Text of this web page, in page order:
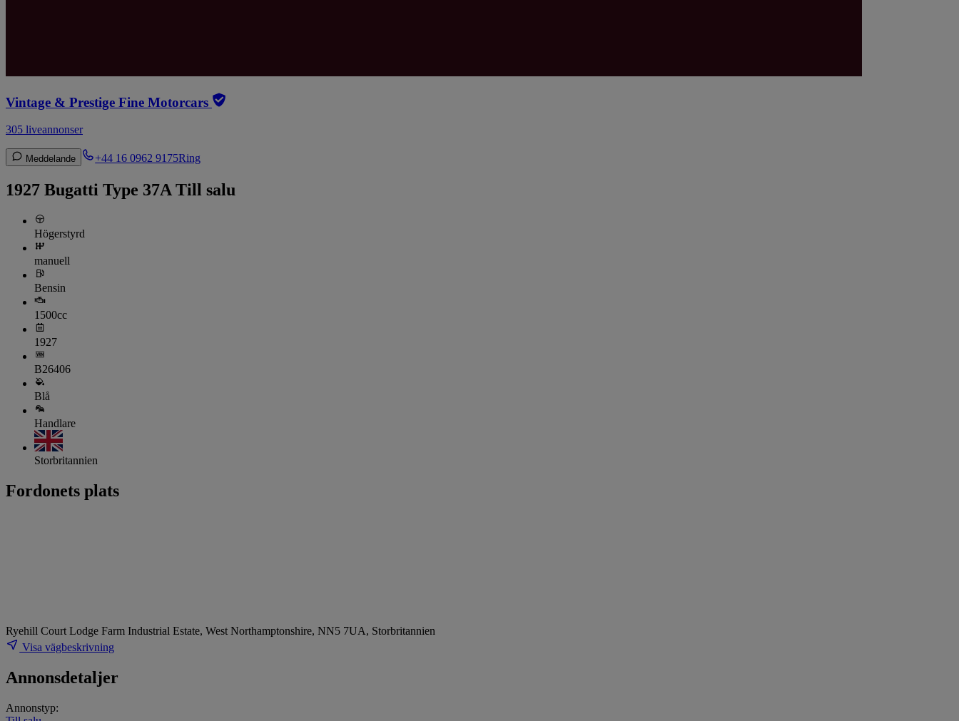
Vintage & Prestige Fine Motorcars
305 liveannonser
Meddelande +44 16 0962 9175Ring
1927 Bugatti Type 37A Till salu
Högerstyrd
manuell
Bensin
1500cc
1927
B26406
Blå
Handlare
Storbritannien
Fordonets plats
Ryehill Court Lodge Farm Industrial Estate, West Northamptonshire, NN5 7UA, Storbritannien
Visa vägbeskrivning
Annonsdetaljer
Annonstyp: